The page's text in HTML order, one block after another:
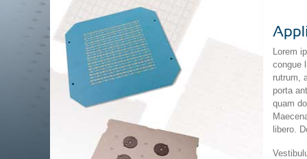
Lorem
congue
rutrum,
porta
quam
libero.